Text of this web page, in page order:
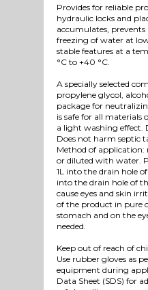
Provides for reliable
hydraulic locks and
accumulates,
freezing of water at
stable features at a
°C to +40 °C.
A specially selected
propylene glycol,
package for
is safe for all materials
a light washing effect.
Does not harm septic
Method of application:
or diluted with water.
1L into the drain hole
into the drain hole of
cause eyes and skin
of the product in pure
stomach and on the
needed.
Keep out of reach of
Use rubber gloves as
equipment during
Data Sheet (SDS) for